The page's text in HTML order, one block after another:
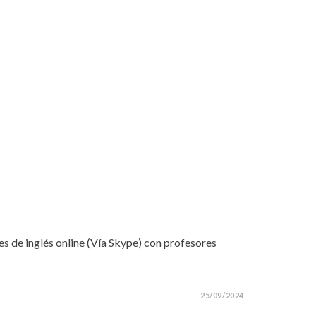
de inglés online (Vía Skype) con profesores
25/09/2024